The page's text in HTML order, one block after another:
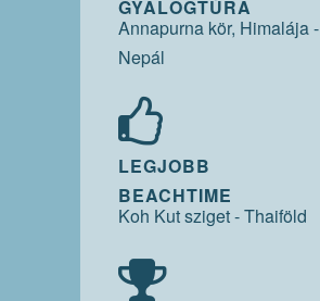
GYALOGTÚRA
Annapurna kör, Himalája -
Nepál
LEGJOBB
BEACHTIME
Koh Kut sziget - Thaiföld